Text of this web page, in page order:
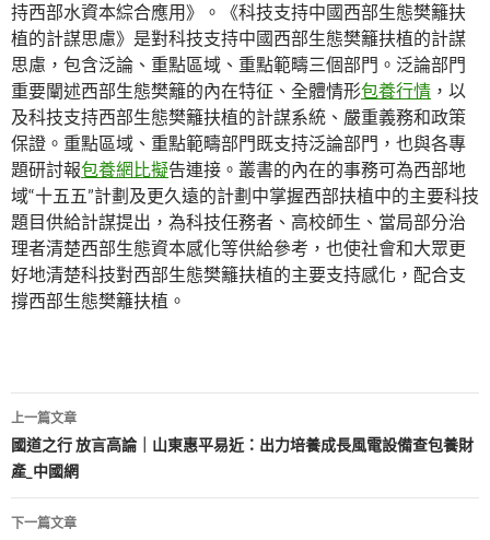
持西部水資本綜合應用》。《科技支持中國西部生態樊籬扶
植的計謀思慮》是對科技支持中國西部生態樊籬扶植的計謀
思慮，包含泛論、重點區域、重點範疇三個部門。泛論部門
重要闡述西部生態樊籬的內在特征、全體情形包養行情 ，以
及科技支持西部生態樊籬扶植的計謀系統、嚴重義務和政策
保證。重點區域、重點範疇部門既支持泛論部門，也與各專
題研討報包養網比擬告連接。叢書的內在的事務可為西部地
域“十五五”計劃及更久遠的計劃中掌握西部扶植中的主要科技
題目供給計謀提出，為科技任務者、高校師生、當局部分治
理者清楚西部生態資本感化等供給參考，也使社會和大眾更
好地清楚科技對西部生態樊籬扶植的主要支持感化，配合支
撐西部生態樊籬扶植。
文
章
導
覽
上一篇文章
國道之行 放言高論｜山東惠平易近：出力培養成長風電設備查包養財
產_中國網
下一篇文章